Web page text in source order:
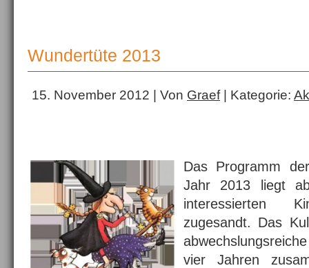
Wundertüte 2013
15. November 2012 | Von Graef| Kategorie:
Das Programm
Jahr 2013 liegt
interessierten
zugesandt. Das
vier Jahren